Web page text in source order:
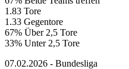
1.83 Tore
1.33 Gegentore
67% Über 2,5 Tore
33% Unter 2,5 Tore
07.02.2026 - Bundesliga